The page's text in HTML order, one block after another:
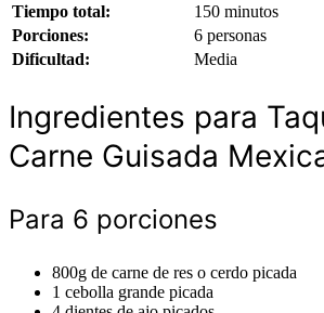
Tiempo total:
150 minutos
Porciones:
6 personas
Dificultad:
Media
Ingredientes para
Carne Guisada
Para 6 porciones
800g de carne de res o cerdo picada
1 cebolla grande picada